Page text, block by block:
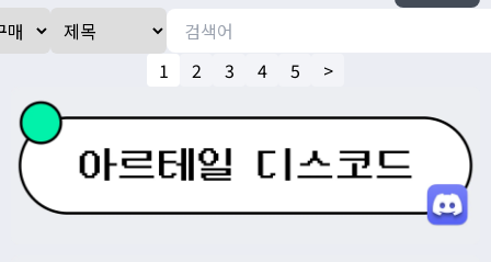
1 2 3 4 5 >